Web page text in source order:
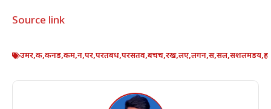
Source link
उमर,क,कनड,कम,न,पर,परतबध,परसतव,बचच,रख,लए,लगन,स,सल,सशलमडय,ह